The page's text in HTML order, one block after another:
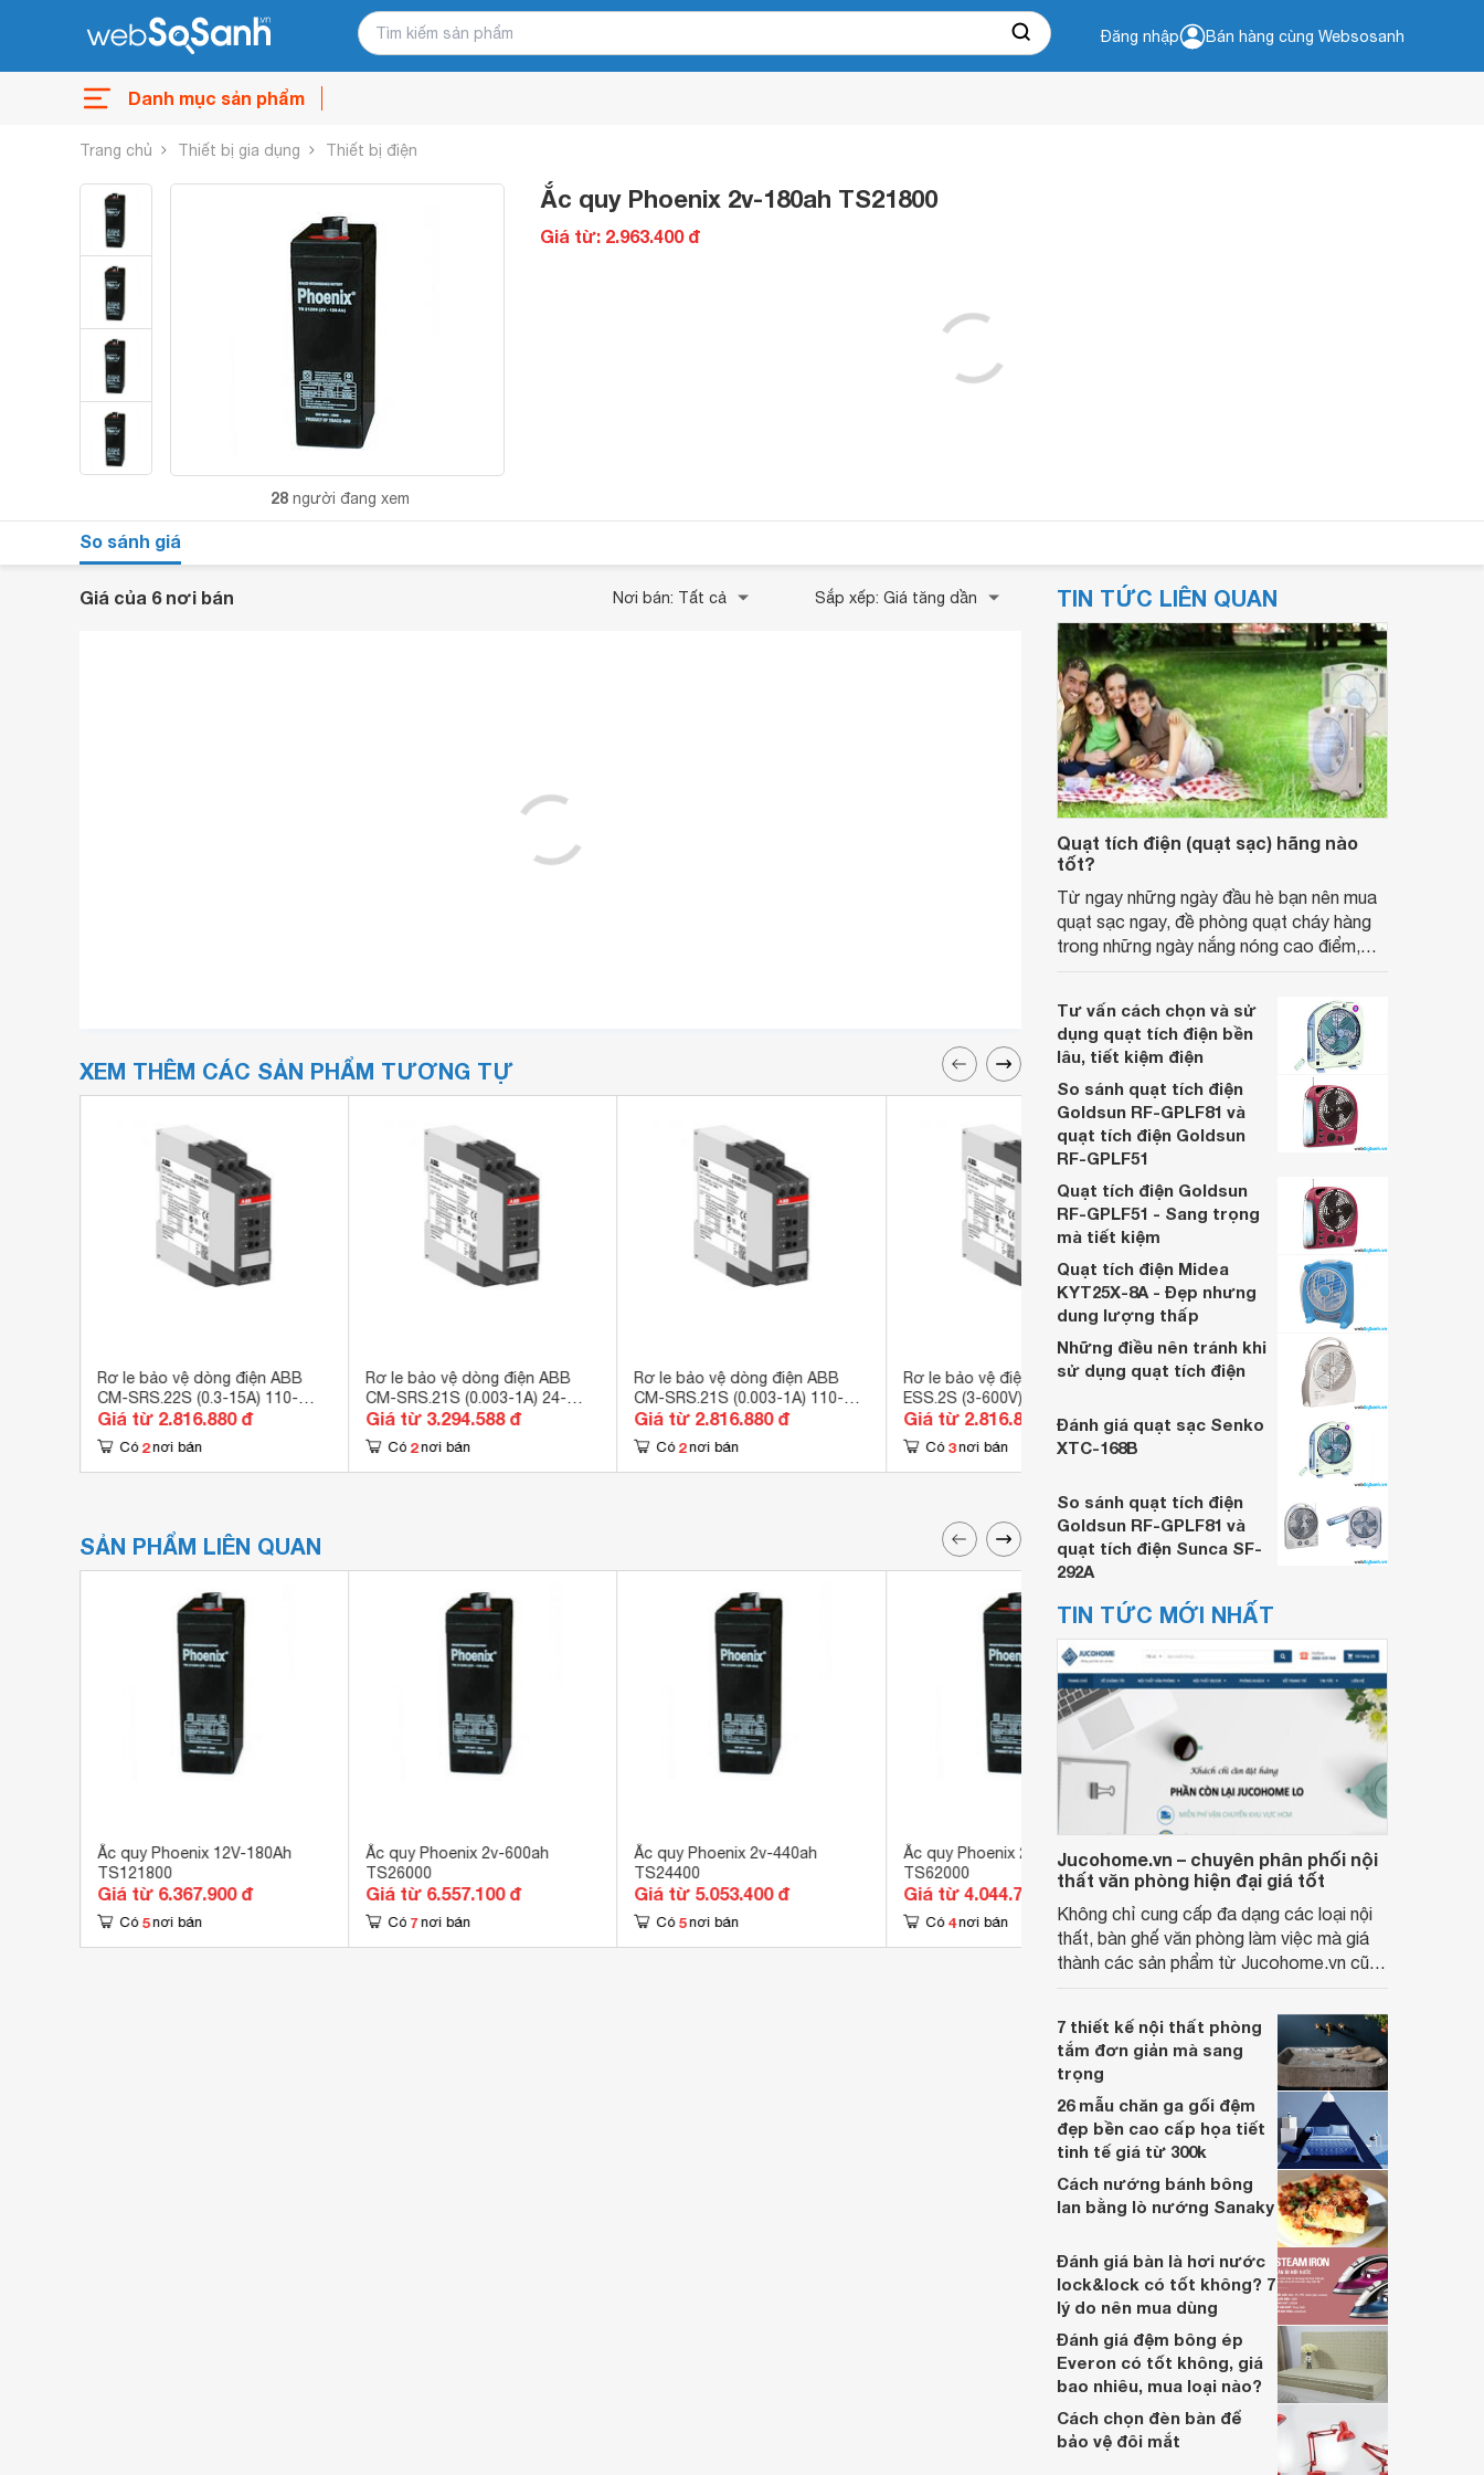
Đăng nhập Bán hàng cùng Websosanh
Danh mục sản phẩm
Trang chủ Thiết bị gia dụng Thiết bị điện
28 người đang xem
Ắc quy Phoenix 2v-180ah TS21800
Giá từ: 2.963.400 đ
So sánh giá
Giá của 6 nơi bán Nơi bán: Tất cả Sắp xếp: Giá tăng dần
XEM THÊM CÁC SẢN PHẨM TƯƠNG TỰ
Rơ le bảo vệ dòng điện ABB
CM-SRS.22S (0.3-15A) 110-
130V
Giá từ 2.816.880 đ
Có 2 nơi bán
Rơ le bảo vệ dòng điện ABB
CM-SRS.21S (0.003-1A) 24-
240V
Giá từ 3.294.588 đ
Có 2 nơi bán
Rơ le bảo vệ dòng điện ABB
CM-SRS.21S (0.003-1A) 110-
130V
Giá từ 2.816.880 đ
Có 2 nơi bán
Rơ le bảo vệ điện áp ABB CM-
ESS.2S (3-600V) 110-130V
Giá từ 2.816.880 đ
Có 3 nơi bán
Rơ le bảo vệ điện áp ABB CM-
ESS.2S (3-600V) 220-240V
Giá từ 2.816.880 đ
SẢN PHẨM LIÊN QUAN
Ắc quy Phoenix 12V-180Ah
TS121800
Giá từ 6.367.900 đ
Có 5 nơi bán
Ắc quy Phoenix 2v-600ah
TS26000
Giá từ 6.557.100 đ
Có 7 nơi bán
Ắc quy Phoenix 2v-440ah
TS24400
Giá từ 5.053.400 đ
Có 5 nơi bán
Ắc quy Phoenix 2v-200ah
TS62000
Giá từ 4.044.700 đ
Có 4 nơi bán
Ắc quy Phoenix 2V-100Ah
TS21000
Giá từ 1.818.300 đ
Có 7 nơi bán
TIN TỨC LIÊN QUAN
Quạt tích điện (quạt sạc) hãng nào
tốt?
Từ ngay những ngày đầu hè bạn nên mua
quạt sạc ngay, đề phòng quạt cháy hàng
trong những ngày nắng nóng cao điểm,
Tư vấn cách chọn và sử
dụng quạt tích điện bền
lâu, tiết kiệm điện
So sánh quạt tích điện
Goldsun RF-GPLF81 và
quạt tích điện Goldsun
RF-GPLF51
Quạt tích điện Goldsun
RF-GPLF51 - Sang trọng
mà tiết kiệm
Quạt tích điện Midea
KYT25X-8A - Đẹp nhưng
dung lượng thấp
Những điều nên tránh khi
sử dụng quạt tích điện
Đánh giá quạt sạc Senko
XTC-168B
So sánh quạt tích điện
Goldsun RF-GPLF81 và
quạt tích điện Sunca SF-
292A
TIN TỨC MỚI NHẤT
Jucohome.vn – chuyên phân phối nội
thất văn phòng hiện đại giá tốt
Không chỉ cung cấp đa dạng các loại nội
thất, bàn ghế văn phòng làm việc mà giá
thành các sản phẩm từ Jucohome.vn cũng
7 thiết kế nội thất phòng
tắm đơn giản mà sang
trọng
26 mẫu chăn ga gối đệm
đẹp bền cao cấp họa tiết
tinh tế giá từ 300k
Cách nướng bánh bông
lan bằng lò nướng Sanaky
Đánh giá bàn là hơi nước
lock&lock có tốt không? 7
lý do nên mua dùng
Đánh giá đệm bông ép
Everon có tốt không, giá
bao nhiêu, mua loại nào?
Cách chọn đèn bàn để
bảo vệ đôi mắt